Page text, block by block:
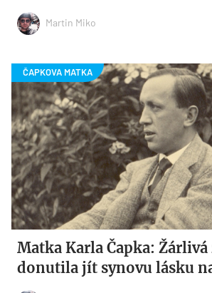
Martin Miko
Matka Karla Čapka:
donutila jít synovu lásku